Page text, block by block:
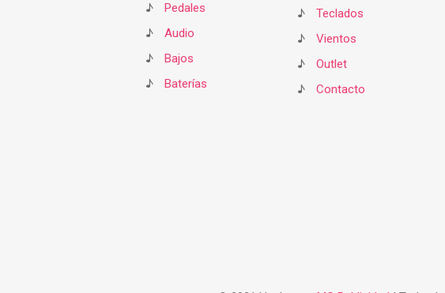
♪
Pedales
♪
Audio
♪
Bajos
♪
Baterías
♪
Teclados
♪
Vientos
♪
Outlet
♪
Contacto